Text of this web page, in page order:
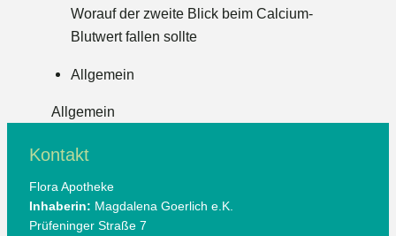
Worauf der zweite Blick beim Calcium-
Blutwert fallen sollte
Allgemein
Allgemein
Kontakt
Flora Apotheke
Inhaberin: Magdalena Goerlich e.K.
Prüfeninger Straße 7